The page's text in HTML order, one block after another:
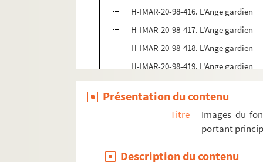
H-IMAR-20-98-416. L'Ange gardien
H-IMAR-20-98-417. L'Ange gardien
H-IMAR-20-98-418. L'Ange gardien
H-IMAR-20-98-419. L'Ange gardien
H-IMAR-20-98-420. L'Ange gardien
H-IMAR-20-98-421. L'Ange gardien
H-IMAR-20-99-422. L'Ange gardien
H-IMAR-20-99-424. L'Ange gardien
Présentation du contenu
Titre
Images du
portant
Description du contenu